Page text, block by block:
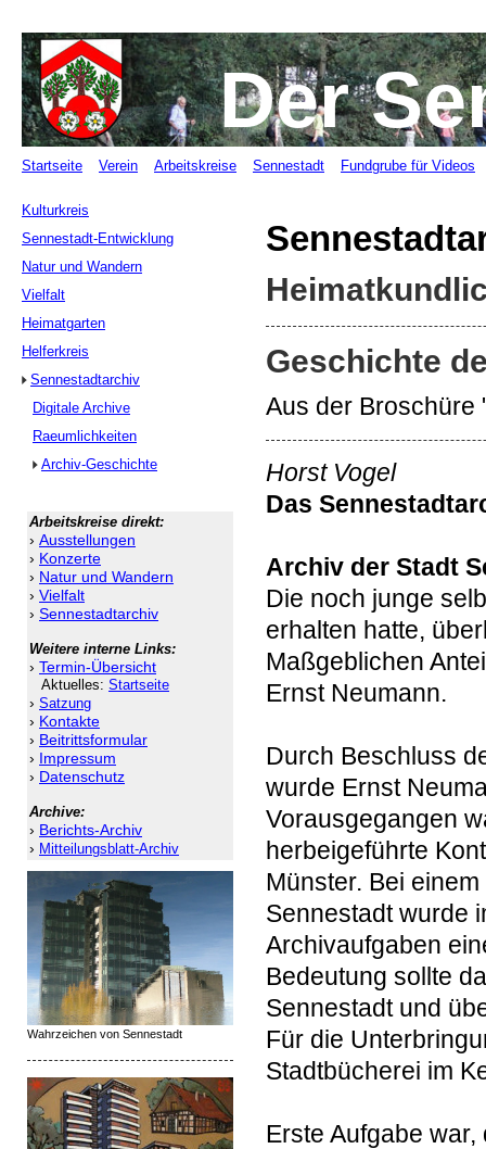
Der
Startseite Verein Arbeitskreise Sennestadt Fundgrube für Videos
Geschichte
Aus der Broschüre
Horst Vogel
Das
Archiv der Stadt
Die noch junge
erhalten hatte,
Maßgeblichen
Ernst Neumann.
Durch Beschluss
wurde Ernst
Vorausgegangen
herbeigeführte
Münster. Bei
Sennestadt wurde
Archivaufgaben
Bedeutung sollte
Sennestadt und
Für die
Stadtbücherei im
Erste Aufgabe
Kulturkreis
Sennestadt-Entwicklung
Natur und Wandern
Vielfalt
Heimatgarten
Helferkreis
Sennestadtarchiv
Digitale Archive
Raeumlichkeiten
Archiv-Geschichte
Arbeitskreise direkt:
› Ausstellungen
› Konzerte
› Natur und Wandern
› Vielfalt
› Sennestadtarchiv
Weitere interne Links:
› Termin-Übersicht
Aktuelles: Startseite
› Satzung
› Kontakte
› Beitrittsformular
› Impressum
› Datenschutz
Archive:
› Berichts-Archiv
› Mitteilungsblatt-Archiv
Wahrzeichen von Sennestadt